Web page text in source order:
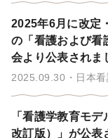
2025年6月に改定
の「看護および看
会より公表されま
2025.09.30 日本
「看護学教育モ
改訂版）」が公表